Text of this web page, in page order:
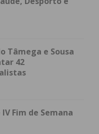
Tâmega e Sousa
42
IV Fim de Semana